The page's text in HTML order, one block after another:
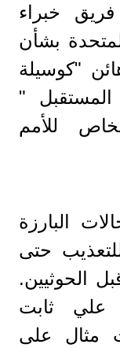
أضاف فريق خبراء
بشأن
"كوسيلة
"
للأمم
البارزة
حتى
الحوثيين.
علي ثابت
مثال على